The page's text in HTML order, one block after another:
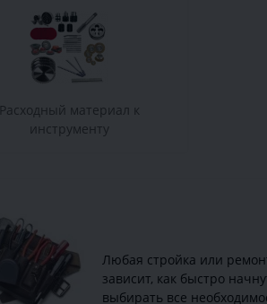
Расходный материал к
инструменту
Любая стройка или
зависит, как быстро
выбирать все